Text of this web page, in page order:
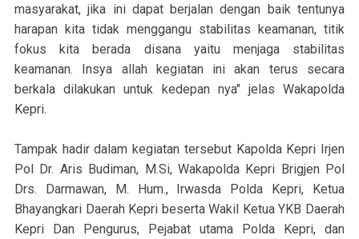
masyarakat, jika ini dapat berjalan dengan baik tentunya
harapan kita tidak menggangu stabilitas keamanan, titik
fokus kita berada disana yaitu menjaga stabilitas
keamanan. Insya allah kegiatan ini akan terus secara
berkala dilakukan untuk kedepan nya" jelas Wakapolda
Kepri.
Tampak hadir dalam kegiatan tersebut Kapolda Kepri Irjen
Pol Dr. Aris Budiman, M.Si, Wakapolda Kepri Brigjen Pol
Drs. Darmawan, M. Hum., Irwasda Polda Kepri, Ketua
Bhayangkari Daerah Kepri beserta Wakil Ketua YKB Daerah
Kepri Dan Pengurus, Pejabat utama Polda Kepri, dan